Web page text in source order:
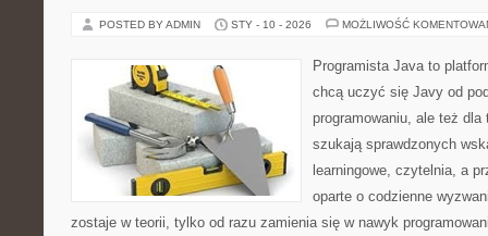
POSTED BY ADMIN STY - 10 - 2026 MOŻLIWOŚĆ
Programista Java to
chcą uczyć się Javy od
programowaniu, ale też
szukają sprawdzonych
learningowe, czytelnia, a
oparte o codzienne
zostaje w teorii, tylko od razu zamienia się w nawyk